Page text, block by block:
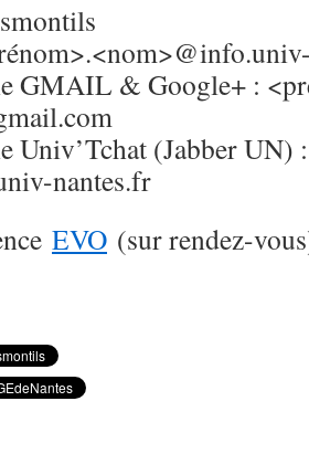
GMAIL & Google+ :
Univ’Tchat (Jabber UN)
nantes.fr
EVO (sur rendez-